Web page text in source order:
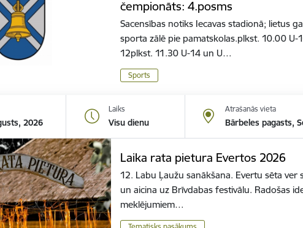
čempionāts: 4.posms
Sacensības notiks Iecavas stadionā; lietus
sporta zālē pie pamatskolas.plkst. 10.00 U-
12plkst. 11.30 U-14 un U…
Sports
2026
Laiks
Visu dienu
Atrašanās vieta
Bārbeles pagasts,
Laika rata pietura Evertos 2026
12. Labu Ļaužu sanākšana. Evertu sēta ver
un aicina uz Brīvdabas festivālu. Radošas
meklējumiem…